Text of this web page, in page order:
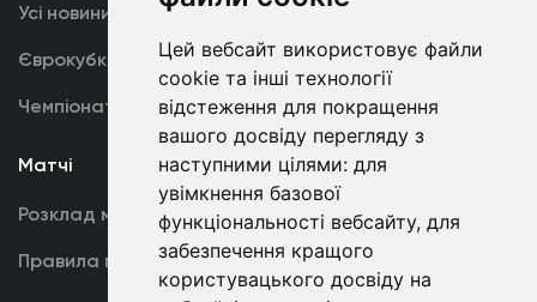
Цей вебсайт використовує файли
cookie та інші технології
відстеження для покращення
вашого досвіду перегляду з
наступними цілями: для
увімкнення базової
функціональності вебсайту, для
забезпечення кращого
користувацького досвіду на
Усі новини
Єврокубки
Чемпіонат України
Динамо TV
Фотогалерея
Акредитація
Матчі
Розклад матчів
Правила поведінки
Команда
Перша команда
U19